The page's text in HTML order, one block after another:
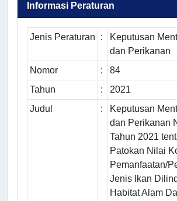
Informasi Peraturan
Jenis Peraturan :
Keputusan
dan Perikanan
Nomor
:
84
Tahun
:
2021
Judul
:
Keputusan
dan Perikanan
Tahun 2021
Patokan Nilai
Pemanfaatan/
Jenis Ikan
Habitat Alam